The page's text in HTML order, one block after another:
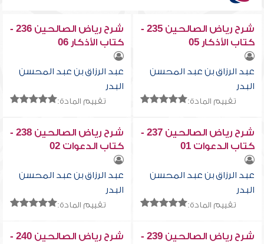
شرح رياض الصالحين 235 -
كتاب الأذكار 05
عبد الرزاق بن عبد المحسن
البدر
تقييم المادة:
شرح رياض الصالحين 236 -
كتاب الأذكار 06
عبد الرزاق بن عبد المحسن
البدر
تقييم المادة:
شرح رياض الصالحين 237 -
كتاب الدعوات 01
عبد الرزاق بن عبد المحسن
البدر
تقييم المادة:
شرح رياض الصالحين 238 -
كتاب الدعوات 02
عبد الرزاق بن عبد المحسن
البدر
تقييم المادة:
شرح رياض الصالحين 239 -
شرح رياض الصالحين 240 -